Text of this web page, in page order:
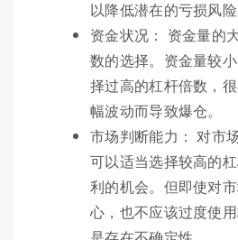
以降低潜在的亏损风险
资金状况： 资金量的
数的选择。资金量较
择过高的杠杆倍数，
幅波动而导致爆仓。
市场判断能力： 对市
可以适当选择较高的
利的机会。但即使对
心，也不应该过度使